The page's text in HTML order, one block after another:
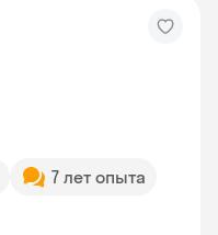
7 лет опыта